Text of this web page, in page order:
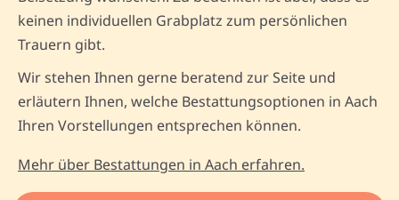
keinen individuellen Grabplatz zum persönlichen
Trauern gibt.
Wir stehen Ihnen gerne beratend zur Seite und
erläutern Ihnen, welche Bestattungsoptionen in Aach
Ihren Vorstellungen entsprechen können.
Mehr über Bestattungen in Aach erfahren.